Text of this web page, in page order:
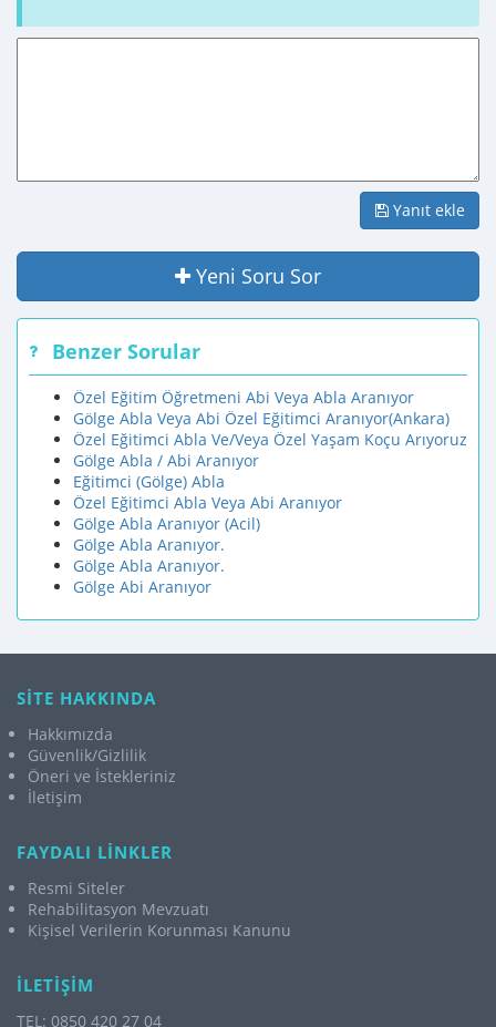
Yanıt ekle
Yeni Soru Sor
Benzer Sorular
Özel Eğitim Öğretmeni Abi Veya Abla Aranıyor
Gölge Abla Veya Abi Özel Eğitimci Aranıyor(Ankara)
Özel Eğitimci Abla Ve/Veya Özel Yaşam Koçu Arıyoruz
Gölge Abla / Abi Aranıyor
Eğitimci (Gölge) Abla
Özel Eğitimci Abla Veya Abi Aranıyor
Gölge Abla Aranıyor (Acil)
Gölge Abla Aranıyor.
Gölge Abla Aranıyor.
Gölge Abi Aranıyor
SİTE HAKKINDA
Hakkımızda
Güvenlik/Gizlilik
Öneri ve İstekleriniz
İletişim
FAYDALI LİNKLER
Resmi Siteler
Rehabilitasyon Mevzuatı
Kişisel Verilerin Korunması Kanunu
İLETİŞİM
TEL: 0850 420 27 04